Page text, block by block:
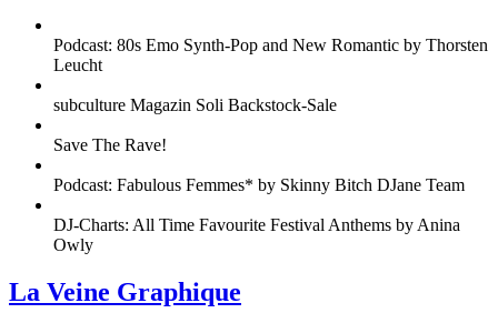
Podcast: 80s Emo Synth-Pop and New Romantic by Thorsten
Leucht
subculture Magazin Soli Backstock-Sale
Save The Rave!
Podcast: Fabulous Femmes* by Skinny Bitch DJane Team
DJ-Charts: All Time Favourite Festival Anthems by Anina
Owly
La Veine Graphique